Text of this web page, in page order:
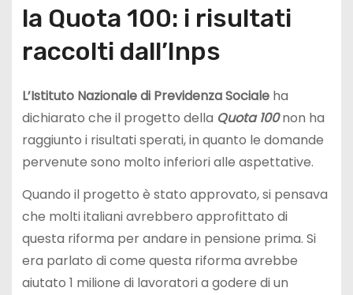
la Quota 100: i risultati
raccolti dall’Inps
L’Istituto Nazionale di Previdenza Socialeha
dichiarato che il progetto della Quota 100non ha
raggiunto i risultati sperati, in quanto le domande
pervenute sono molto inferiori alle aspettative.
Quando il progetto è stato approvato, si pensava
che molti italiani avrebbero approfittato di
questa riforma per andare in pensione prima. Si
era parlato di come questa riforma avrebbe
aiutato 1 milione di lavoratori a godere di un